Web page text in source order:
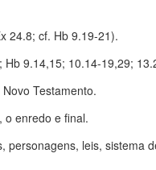
24.8; cf. Hb 9.19-21).
9.14,15; 10.14-19,29;
Testamento.
o enredo e final.
leis, sistema